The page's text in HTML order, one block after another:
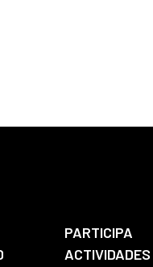
PARTICIPA
ACTIVIDADES